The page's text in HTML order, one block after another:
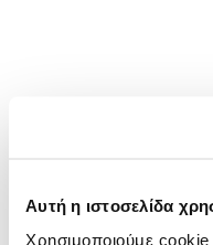
Αυτή η ιστοσελίδα
Χρησιμοποιούμε cookie